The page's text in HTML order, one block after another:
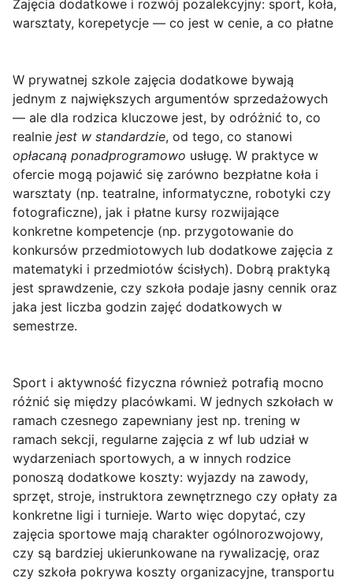
Zajęcia dodatkowe i rozwój pozalekcyjny: sport, koła,
warsztaty, korepetycje — co jest w cenie, a co płatne
W prywatnej szkole zajęcia dodatkowe bywają
jednym z największych argumentów sprzedażowych
— ale dla rodzica kluczowe jest, by odróżnić to, co
realnie jest w standardzie, od tego, co stanowi
opłacaną ponadprogramowo usługę. W praktyce w
ofercie mogą pojawić się zarówno bezpłatne koła i
warsztaty (np. teatralne, informatyczne, robotyki czy
fotograficzne), jak i płatne kursy rozwijające
konkretne kompetencje (np. przygotowanie do
konkursów przedmiotowych lub dodatkowe zajęcia z
matematyki i przedmiotów ścisłych). Dobrą praktyką
jest sprawdzenie, czy szkoła podaje jasny cennik oraz
jaka jest liczba godzin zajęć dodatkowych w
semestrze.
Sport i aktywność fizyczna również potrafią mocno
różnić się między placówkami. W jednych szkołach w
ramach czesnego zapewniany jest np. trening w
ramach sekcji, regularne zajęcia z wf lub udział w
wydarzeniach sportowych, a w innych rodzice
ponoszą dodatkowe koszty: wyjazdy na zawody,
sprzęt, stroje, instruktora zewnętrznego czy opłaty za
konkretne ligi i turnieje. Warto więc dopytać, czy
zajęcia sportowe mają charakter ogólnorozwojowy,
czy są bardziej ukierunkowane na rywalizację, oraz
czy szkoła pokrywa koszty organizacyjne, transportu